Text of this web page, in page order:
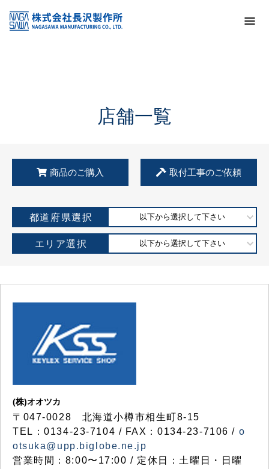
KSS加盟店・取扱店情報
店舗一覧
店舗一覧
商品のご購入 取付工事のご依頼
都道府県選択 以下から選択して下さい
エリア選択 以下から選択して下さい
(株)オオツカ
〒047-0028 北海道小樽市相生町8-15
TEL：0134-23-7104 / FAX：0134-23-7106 / o
otsuka@upp.biglobe.ne.jp
営業時間：8:00〜17:00 / 定休日：土曜日・日曜